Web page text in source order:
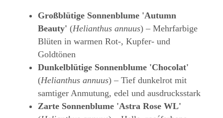
Großblütige Sonnenblume 'Autumn
Beauty' (Helianthus annuus) – Mehrfarbige
Blüten in warmen Rot-, Kupfer- und
Goldtönen
Dunkelblütige Sonnenblume 'Chocolat'
(Helianthus annuus) – Tief dunkelrot mit
samtiger Anmutung, edel und ausdrucksstark
Zarte Sonnenblume 'Astra Rose WL'